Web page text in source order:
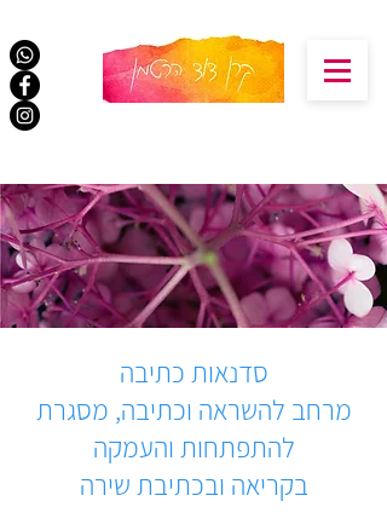
סדנאות כתיבה
מרחב להשראה וכתיבה, מסגרת
להתפתחות והעמקה
בקריאה ובכתיבת שירה